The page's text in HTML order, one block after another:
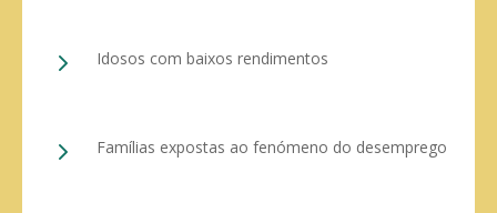
5 Idosos com baixos rendimentos
5 Famílias expostas ao fenómeno do desemprego